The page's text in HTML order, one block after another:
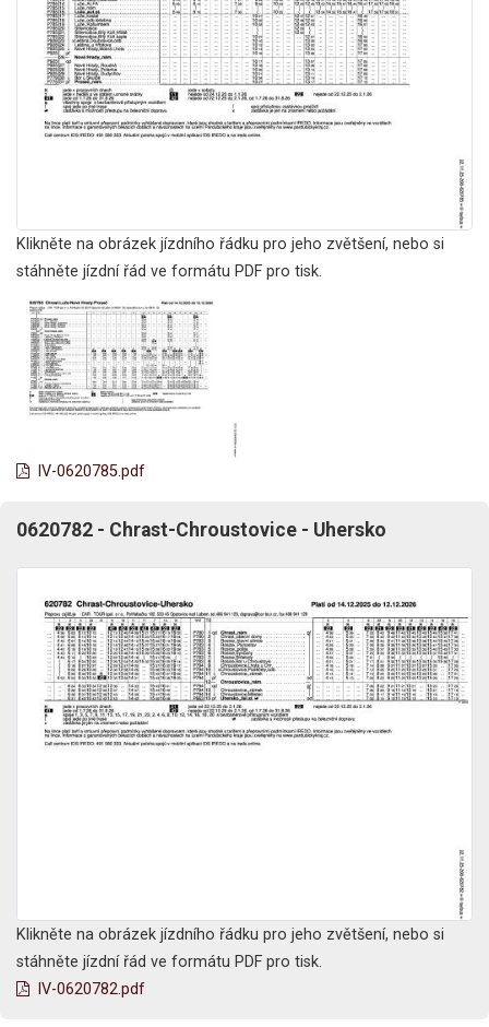
Klikněte na obrázek jízdního řádku pro jeho zvětšení, nebo si
stáhněte jízdní řád ve formátu PDF pro tisk.
lV-0620785.pdf
0620782 - Chrast-Chroustovice - Uhersko
Klikněte na obrázek jízdního řádku pro jeho zvětšení, nebo si
stáhněte jízdní řád ve formátu PDF pro tisk.
lV-0620782.pdf